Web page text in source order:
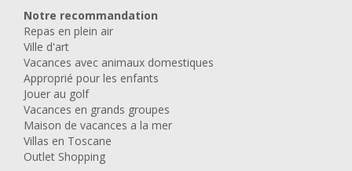
Notre recommandation
Repas en plein air
Ville d'art
Vacances avec animaux domestiques
Approprié pour les enfants
Jouer au golf
Vacances en grands groupes
Maison de vacances a la mer
Villas en Toscane
Outlet Shopping